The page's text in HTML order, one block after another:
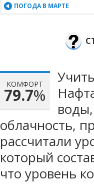
ПОГОДА В МАРТЕ
КОМФОРТ
79.7%
облачность,
рассчитали
который
что уровень